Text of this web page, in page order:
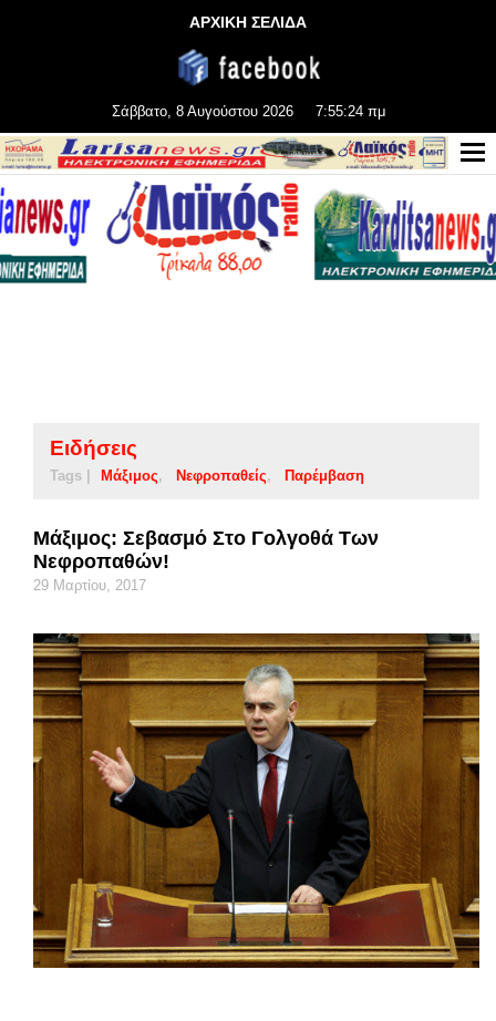
ΑΡΧΙΚΗ ΣΕΛΙΔΑ
Σάββατο, 8 Αυγούστου 2026 7:55:25 πμ
Ειδήσεις
Tags | Μάξιμος Νεφροπαθείς Παρέμβαση
Μάξιμος: Σεβασμό Στο Γολγοθά Των
Νεφροπαθών!
29 Μαρτίου, 2017